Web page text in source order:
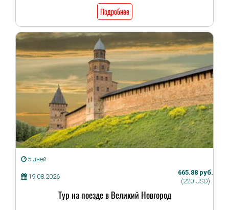
Подробнее
5 дней
19.08.2026
665.88 руб.
(220 USD)
Тур на поезде в Великий Новгород